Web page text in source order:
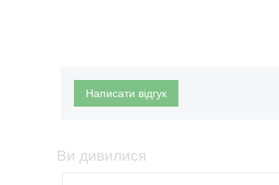
Написати відгук
Ви дивилися